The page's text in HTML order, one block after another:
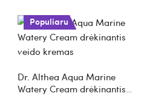
Populiaru
Dr. Althea Aqua Marine
Watery Cream drėkinantis